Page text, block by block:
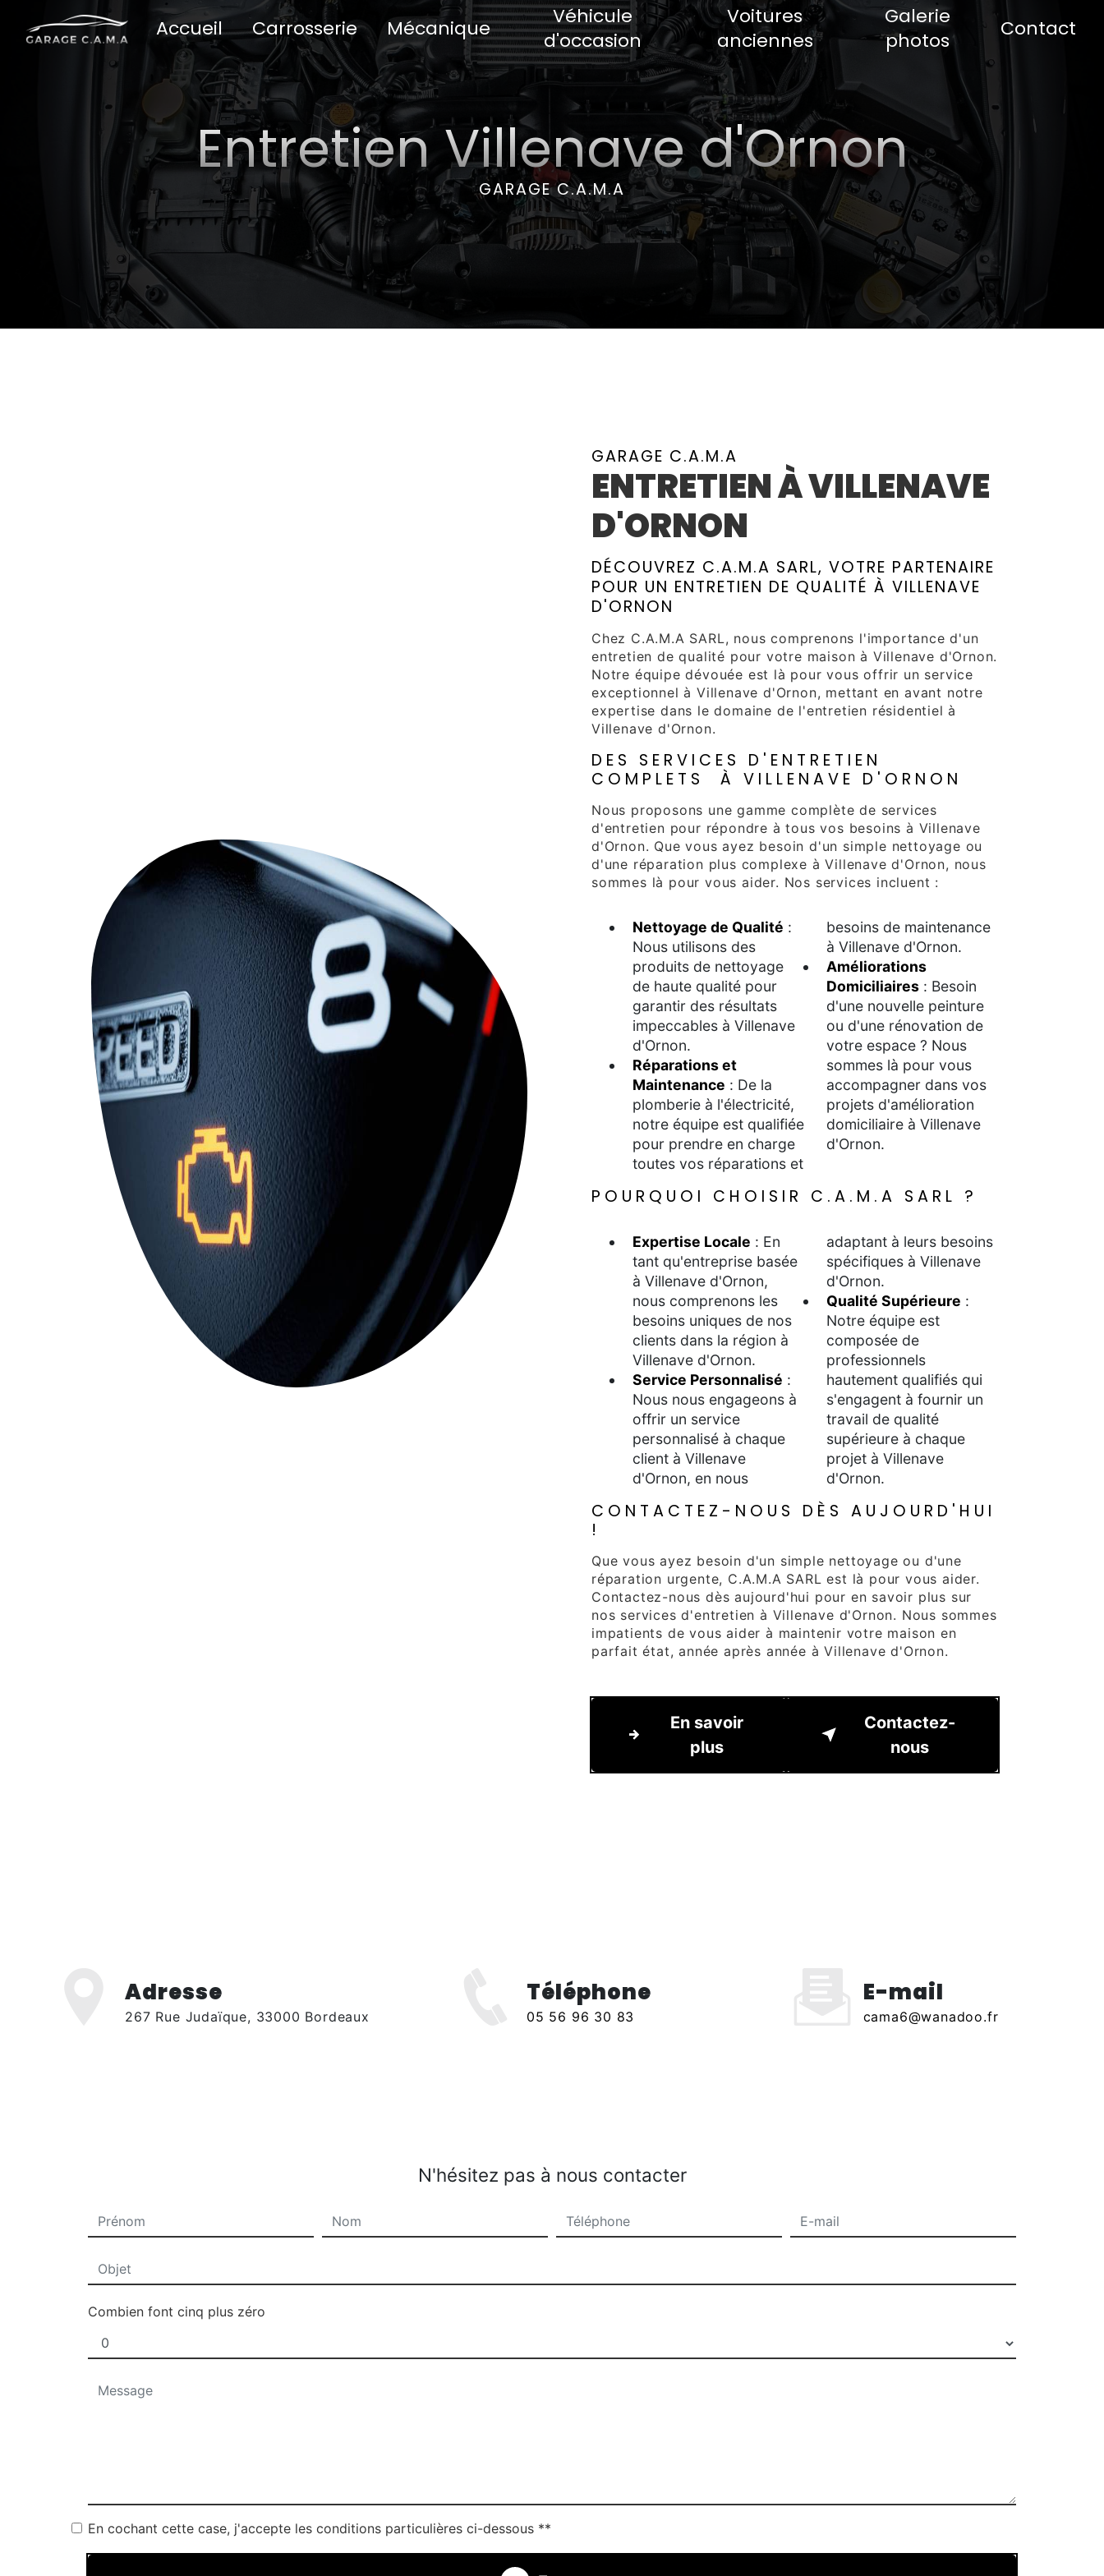
Accueil Carrosserie Mécanique
Véhicule
d'occasion
Voitures
anciennes
Galerie
photos
Contact
Entretien Villenave d'Ornon
GARAGE C.A.M.A
GARAGE C.A.M.A
ENTRETIEN À VILLENAVE
D'ORNON
DÉCOUVREZ C.A.M.A SARL, VOTRE PARTENAIRE
POUR UN ENTRETIEN DE QUALITÉ À VILLENAVE
D'ORNON
Chez C.A.M.A SARL, nous comprenons l'importance d'un
entretien de qualité pour votre maison à Villenave d'Ornon.
Notre équipe dévouée est là pour vous offrir un service
exceptionnel à Villenave d'Ornon, mettant en avant notre
expertise dans le domaine de l'entretien résidentiel à
Villenave d'Ornon.
DES SERVICES D'ENTRETIEN
COMPLETS À VILLENAVE D'ORNON
Nous proposons une gamme complète de services
d'entretien pour répondre à tous vos besoins à Villenave
d'Ornon. Que vous ayez besoin d'un simple nettoyage ou
d'une réparation plus complexe à Villenave d'Ornon, nous
sommes là pour vous aider. Nos services incluent :
Nettoyage de Qualité :
Nous utilisons des
produits de nettoyage
de haute qualité pour
garantir des résultats
impeccables à Villenave
d'Ornon.
Réparations et
Maintenance : De la
plomberie à l'électricité,
notre équipe est qualifiée
pour prendre en charge
toutes vos réparations et
besoins de maintenance
à Villenave d'Ornon.
Améliorations
Domiciliaires: Besoin
d'une nouvelle peinture
ou d'une rénovation de
votre espace ? Nous
sommes là pour vous
accompagner dans vos
projets d'amélioration
domiciliaire à Villenave
d'Ornon.
POURQUOI CHOISIR C.A.M.A SARL ?
Expertise Locale : En
tant qu'entreprise basée
à Villenave d'Ornon,
nous comprenons les
besoins uniques de nos
clients dans la région à
Villenave d'Ornon.
Service Personnalisé :
Nous nous engageons à
offrir un service
personnalisé à chaque
client à Villenave
d'Ornon, en nous
adaptant à leurs besoins
spécifiques à Villenave
d'Ornon.
Qualité Supérieure :
Notre équipe est
composée de
professionnels
hautement qualifiés qui
s'engagent à fournir un
travail de qualité
supérieure à chaque
projet à Villenave
d'Ornon.
CONTACTEZ-NOUS DÈS AUJOURD'HUI
!
Que vous ayez besoin d'un simple nettoyage ou d'une
réparation urgente, C.A.M.A SARL est là pour vous aider.
Contactez-nous dès aujourd'hui pour en savoir plus sur
nos services d'entretien à Villenave d'Ornon. Nous sommes
impatients de vous aider à maintenir votre maison en
parfait état, année après année à Villenave d'Ornon.
En savoir
plus
Contactez-
nous
Adresse
267 Rue Judaïque, 33000 Bordeaux
Téléphone
05 56 96 30 83
E-mail
cama6@wanadoo.fr
N'hésitez pas à nous contacter
Combien font cinq plus zéro
En cochant cette case, j'accepte les conditions particulières ci-dessous **
Panneau de gestion des cookies